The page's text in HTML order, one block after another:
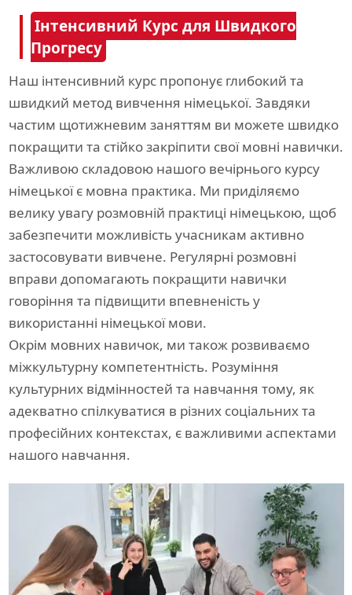
Інтенсивний Курс для Швидкого
Прогресу
Наш інтенсивний курс пропонує глибокий та
швидкий метод вивчення німецької. Завдяки
частим щотижневим заняттям ви можете швидко
покращити та стійко закріпити свої мовні навички.
Важливою складовою нашого вечірнього курсу
німецької є мовна практика. Ми приділяємо
велику увагу розмовній практиці німецькою, щоб
забезпечити можливість учасникам активно
застосовувати вивчене. Регулярні розмовні
вправи допомагають покращити навички
говоріння та підвищити впевненість у
використанні німецької мови.
Окрім мовних навичок, ми також розвиваємо
міжкультурну компетентність. Розуміння
культурних відмінностей та навчання тому, як
адекватно спілкуватися в різних соціальних та
професійних контекстах, є важливими аспектами
нашого навчання.